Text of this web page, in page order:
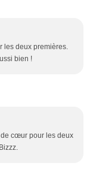
les deux premières.
bien !
de cœur pour les deux